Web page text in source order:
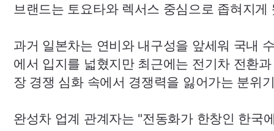
브랜드는 토요타와 렉서스 중심으로 좁혀지게
과거 일본차는 연비와 내구성을 앞세워 국내
에서 입지를 넓혔지만 최근에는 전기차 전환
장 경쟁 심화 속에서 경쟁력을 잃어가는 분위
완성차 업계 관계자는 "전동화가 한창인 한국